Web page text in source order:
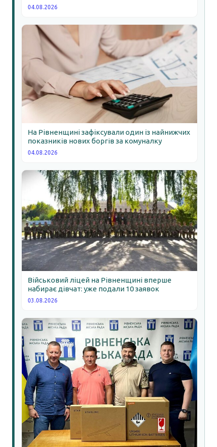
04.08.2026
На Рівненщині зафіксували один із найнижчих
показників нових боргів за комуналку
04.08.2026
Військовий ліцей на Рівненщині вперше
набирає дівчат: уже подали 10 заявок
03.08.2026